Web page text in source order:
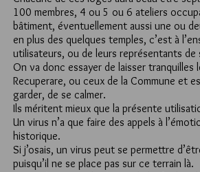
100 membres, 4 ou 5 ou 6 ateliers
bâtiment, éventuellement aussi une ou
en plus des quelques temples, c’est à
utilisateurs, ou de leurs représentants de
On va donc essayer de laisser tranquilles
Recuperare, ou ceux de la Commune et
garder, de se calmer.
Ils méritent mieux que la présente
Un virus n’a que faire des appels à
historique.
Si j’osais, un virus peut se permettre
puisqu’il ne se place pas sur ce terrain là.